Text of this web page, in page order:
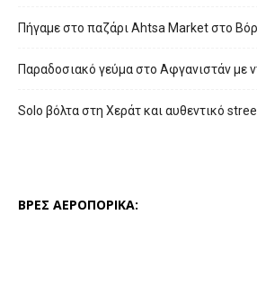
Πήγαμε στο παζάρι Ahtsa Market στο
Παραδοσιακό γεύμα στο Αφγανιστάν με
Solo βόλτα στη Χεράτ και αυθεντικό
ΒΡΕΣ ΑΕΡΟΠΟΡΙΚΑ: